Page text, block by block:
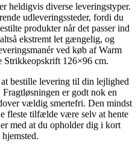
heldigvis diverse leveringstyper.
udleveringssteder, fordi du
produkter når det passer ind
ekstremt let gængelig, og
ved køb af Warm
126×96 cm.
bestille levering til din lejlighed
er godt nok en
vældig smertefri. Den mindst
fleste tilfælde være selv at hente
med at du opholder dig i kort